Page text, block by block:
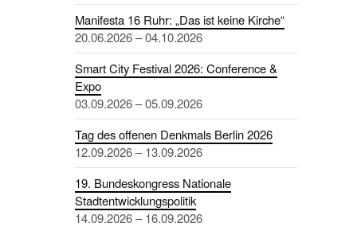
Manifesta 16 Ruhr: „Das ist keine Kirche“
20.06.2026 – 04.10.2026
Smart City Festival 2026: Conference &
Expo
03.09.2026 – 05.09.2026
Tag des offenen Denkmals Berlin 2026
12.09.2026 – 13.09.2026
19. Bundeskongress Nationale
Stadtentwicklungspolitik
14.09.2026 – 16.09.2026